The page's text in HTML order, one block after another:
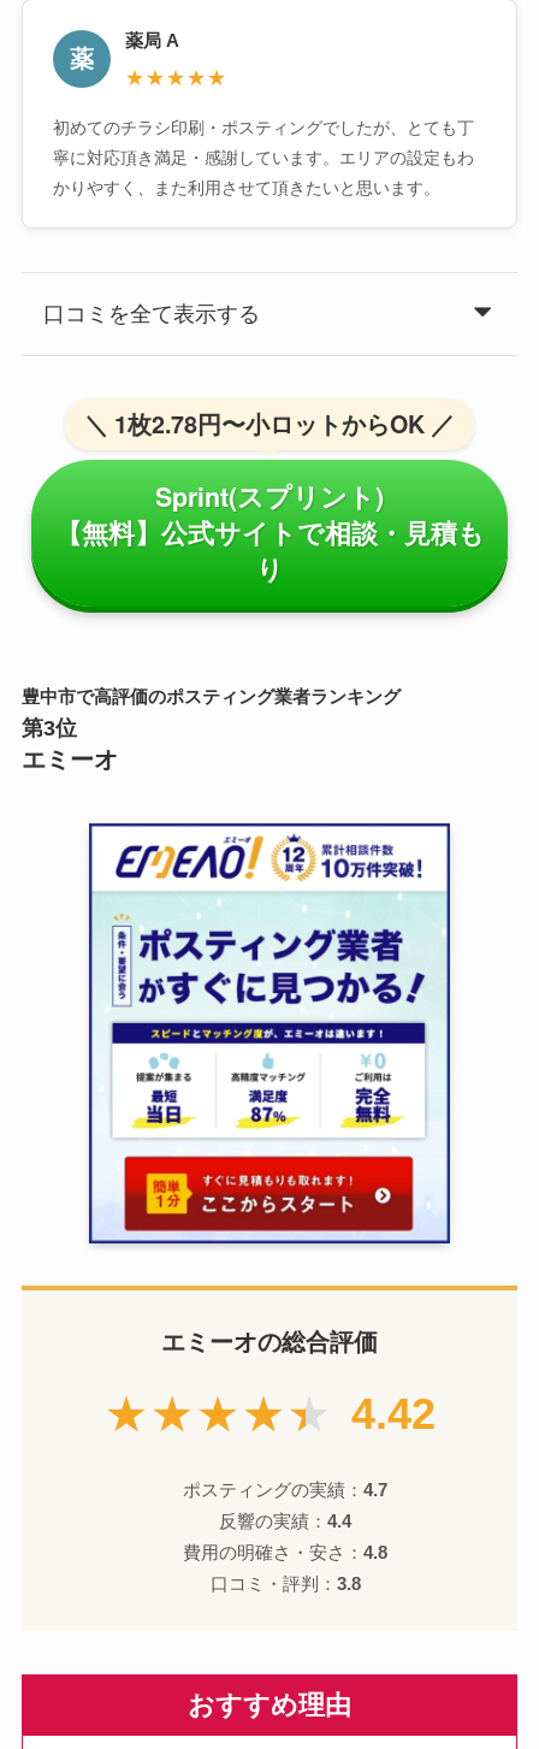
薬
薬局 A
★★★★★
初めてのチラシ印刷・ポスティングでしたが、とても丁
寧に対応頂き満足・感謝しています。エリアの設定もわ
かりやすく、また利用させて頂きたいと思います。
口コミを全て表示する
＼ 1枚2.78円〜小ロットからOK ／
Sprint(スプリント)
【無料】公式サイトで相談・見積も
り
豊中市で高評価のポスティング業者ランキング
第3位
エミーオ
エミーオの総合評価
★★★★★ 4.42
ポスティングの実績：4.7
反響の実績：4.4
費用の明確さ・安さ：4.8
口コミ・評判： 3.8
おすすめ理由